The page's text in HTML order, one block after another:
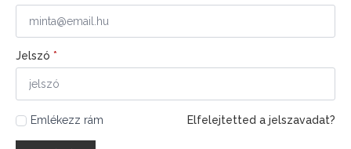
Jelszó *
Emlékezz rám Elfelejtetted a jelszavadat?